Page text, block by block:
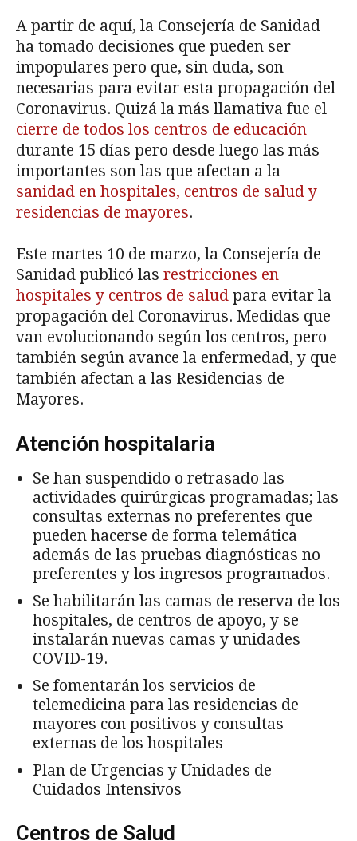
A partir de aquí, la Consejería de Sanidad
ha tomado decisiones que pueden ser
impopulares pero que, sin duda, son
necesarias para evitar esta propagación del
Coronavirus. Quizá la más llamativa fue el
cierre de todos los centros de educación
durante 15 días pero desde luego las más
importantes son las que afectan a la
sanidad en hospitales, centros de salud y
residencias de mayores.
Este martes 10 de marzo, la Consejería de
Sanidad publicó las restricciones en
hospitales y centros de salud para evitar la
propagación del Coronavirus. Medidas que
van evolucionando según los centros, pero
también según avance la enfermedad, y que
también afectan a las Residencias de
Mayores.
Atención hospitalaria
Se han suspendido o retrasado las
actividades quirúrgicas programadas; las
consultas externas no preferentes que
pueden hacerse de forma telemática
además de las pruebas diagnósticas no
preferentes y los ingresos programados.
Se habilitarán las camas de reserva de los
hospitales, de centros de apoyo, y se
instalarán nuevas camas y unidades
COVID-19.
Se fomentarán los servicios de
telemedicina para las residencias de
mayores con positivos y consultas
externas de los hospitales
Plan de Urgencias y Unidades de
Cuidados Intensivos
Centros de Salud